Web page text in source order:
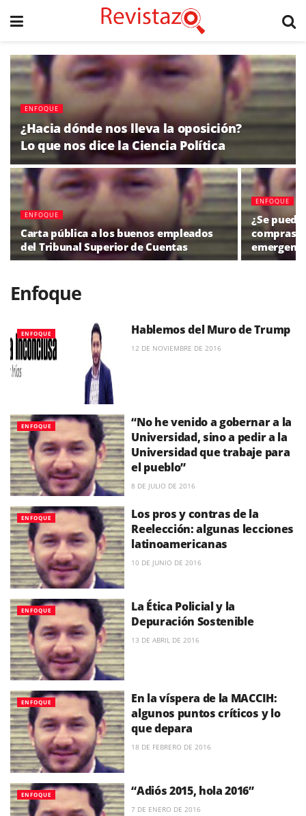
ENFOQUE
¿Hacia dónde nos lleva la oposición?
Lo que nos dice la Ciencia Política
ENFOQUE
Carta pública a los buenos empleados
del Tribunal Superior de Cuentas
ENFOQUE
¿Se
compras
Enfoque
ENFOQUE Hablemos del Muro de Trump
12 DE NOVIEMBRE DE 2016
ENFOQUE
“No he venido a gobernar a la
Universidad, sino a pedir a la
Universidad que trabaje para
el pueblo”
8 DE JULIO DE 2016
ENFOQUE
Los pros y contras de la
Reelección: algunas lecciones
latinoamericanas
10 DE JUNIO DE 2016
ENFOQUE
La Ética Policial y la
Depuración Sostenible
13 DE ABRIL DE 2016
ENFOQUE
En la víspera de la MACCIH:
algunos puntos críticos y lo
que depara
18 DE FEBRERO DE 2016
ENFOQUE “Adiós 2015, hola 2016”
7 DE ENERO DE 2016